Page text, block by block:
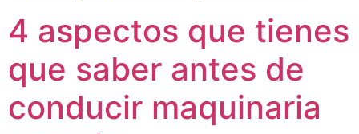
4 aspectos que tienes
que saber antes de
conducir maquinaria